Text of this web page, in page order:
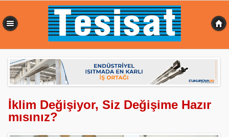
İklim Değişiyor, Siz Değişime Hazır
mısınız?
0,367 sn